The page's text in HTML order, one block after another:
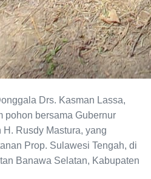
Drs. Kasman Lassa,
pohon bersama Gubernur
Rusdy Mastura, yang
Prop. Sulawesi Tengah, di
Banawa Selatan, Kabupaten